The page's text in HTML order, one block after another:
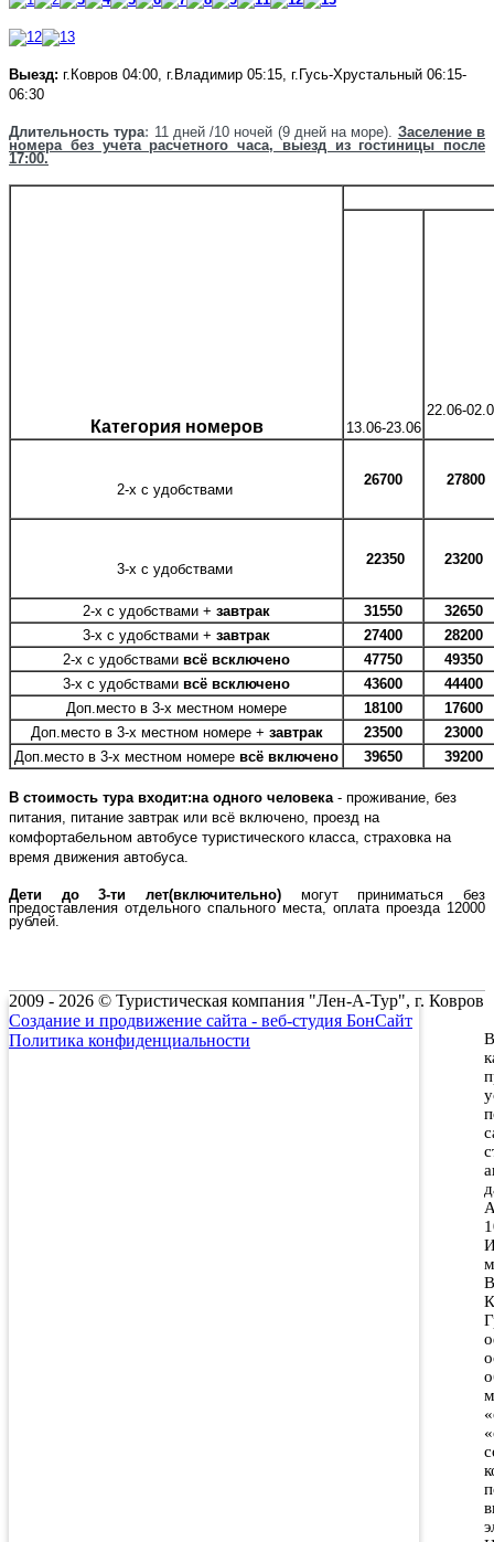
Выезд: г.Ковров 04:00, г.Владимир 05:15, г.Гусь-Хрустальный 06:15-
06:30
Длительность тура: 11 дней /10 ночей (9 дней на море) Заселение в
номера без учета расчетного часа, выезд из гостиницы после
17:00.
Категория номеров 13.06-23.06
22.06-
2-х с удобствами
26700 27800
3-х с удобствами
22350 23200
2-х с удобствами + завтрак 31550
32650
3-х с удобствами + завтрак 27400
28200
2-х с удобствами всё всключено 47750
49350
3-х с удобствами всё всключено 43600
44400
Доп.место в 3-х местном номере 18100
17600
Доп.место в3-х местном номере + завтрак 23500
23000
Доп.место в 3-х местном номере всё включено 39650 39200
В стоимость тура входит:на одного человека- проживание, без
питания, питание завтрак или всё включено, проезд на
комфортабельном автобусе туристического класса, страховка на
время движения автобуса.
Дети до 3-ти лет(включительно) могут приниматься без
предоставления отдельного спального места, оплата проезда 12000
рублей.
2009 - 2026 © Туристическая компания "Лен-А-Тур", г. Ковров
Создание и продвижение сайта - веб-студия БонСайт
Политика конфиденциальности